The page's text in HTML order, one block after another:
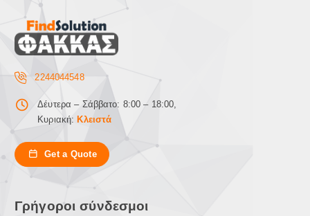
2244044548
Δέυτερα – Σάββατο: 8:00 – 18:00,
Κυριακή: Κλειστά
Get a Quote
Γρήγοροι σύνδεσμοι